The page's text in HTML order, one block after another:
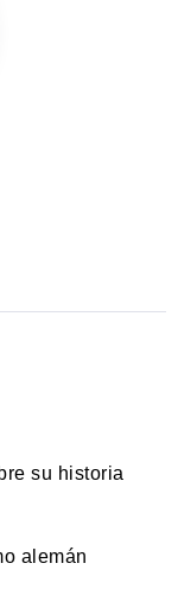
su historia
alemán